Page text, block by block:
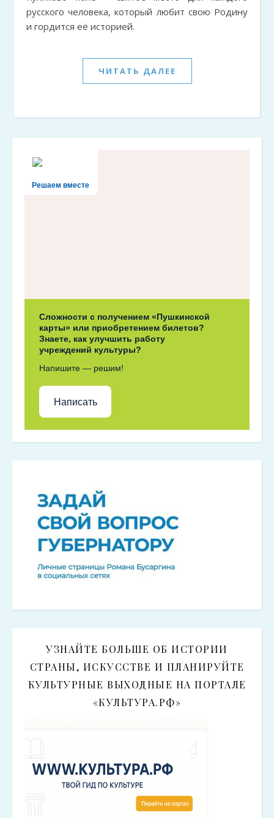
русского человека, который любит свою Родину
и гордится её историей.
ЧИТАТЬ ДАЛЕЕ
Решаем вместе
Сложности с получением «Пушкинской
карты» или приобретением билетов?
Знаете, как улучшить работу
учреждений культуры?
Напишите — решим!
Написать
УЗНАЙТЕ БОЛЬШЕ ОБ ИСТОРИИ
СТРАНЫ, ИСКУССТВЕ И ПЛАНИРУЙТЕ
КУЛЬТУРНЫЕ ВЫХОДНЫЕ НА ПОРТАЛЕ
«КУЛЬТУРА.РФ»